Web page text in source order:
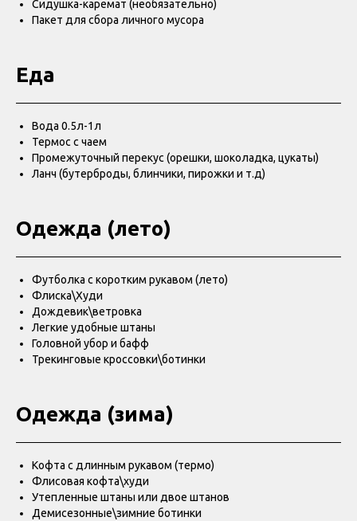
Сидушка-каремат (необязательно)
Пакет для сбора личного мусора
Еда
Вода 0.5л-1л
Термос с чаем
Промежуточный перекус (орешки, шоколадка, цукаты)
Ланч (бутерброды, блинчики, пирожки и т.д)
Одежда (лето)
Футболка с коротким рукавом (лето)
Флиска\Худи
Дождевик\ветровка
Легкие удобные штаны
Головной убор и бафф
Трекинговые кроссовки\ботинки
Одежда (зима)
Кофта с длинным рукавом (термо)
Флисовая кофта\худи
Утепленные штаны или двое штанов
Демисезонные\зимние ботинки